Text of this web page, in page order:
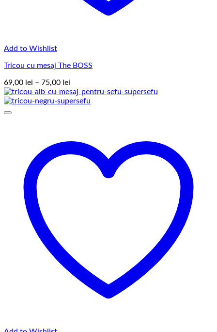
Add to Wishlist
Tricou cu mesaj The BOSS
69,00 lei – 75,00 lei
de
prețuri: